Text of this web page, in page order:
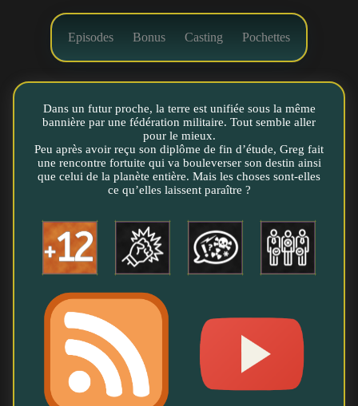
Episodes Bonus Casting Pochettes
Dans un futur proche, la terre est unifiée sous la même
bannière par une fédération militaire. Tout semble aller
pour le mieux.
Peu après avoir reçu son diplôme de fin d’étude, Greg fait
une rencontre fortuite qui va bouleverser son destin ainsi
que celui de la planète entière. Mais les choses sont-elles
ce qu’elles laissent paraître ?